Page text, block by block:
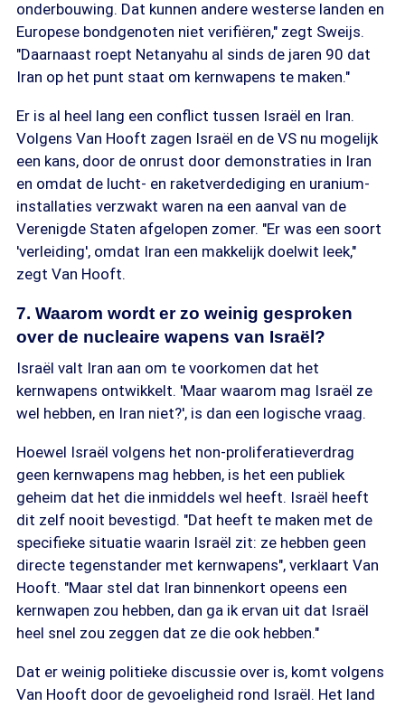
onderbouwing. Dat kunnen andere westerse landen en
Europese bondgenoten niet verifiëren," zegt Sweijs.
"Daarnaast roept Netanyahu al sinds de jaren 90 dat
Iran op het punt staat om kernwapens te maken."
Er is al heel lang een conflict tussen Israël en Iran.
Volgens Van Hooft zagen Israël en de VS nu mogelijk
een kans, door de onrust door demonstraties in Iran
en omdat de lucht- en raketverdediging en uranium-
installaties verzwakt waren na een aanval van de
Verenigde Staten afgelopen zomer. "Er was een soort
'verleiding', omdat Iran een makkelijk doelwit leek,"
zegt Van Hooft.
7. Waarom wordt er zo weinig gesproken
over de nucleaire wapens van Israël?
Israël valt Iran aan om te voorkomen dat het
kernwapens ontwikkelt. 'Maar waarom mag Israël ze
wel hebben, en Iran niet?', is dan een logische vraag.
Hoewel Israël volgens het non-proliferatieverdrag
geen kernwapens mag hebben, is het een publiek
geheim dat het die inmiddels wel heeft. Israël heeft
dit zelf nooit bevestigd. "Dat heeft te maken met de
specifieke situatie waarin Israël zit: ze hebben geen
directe tegenstander met kernwapens", verklaart Van
Hooft. "Maar stel dat Iran binnenkort opeens een
kernwapen zou hebben, dan ga ik ervan uit dat Israël
heel snel zou zeggen dat ze die ook hebben."
Dat er weinig politieke discussie over is, komt volgens
Van Hooft door de gevoeligheid rond Israël. Het land